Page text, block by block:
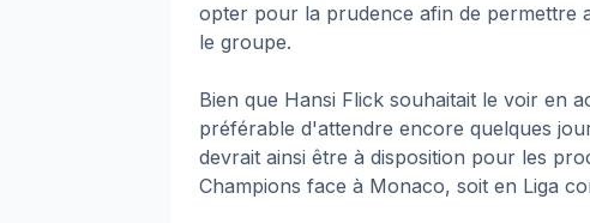
opter pour la prudence afin de permettre
le groupe.
Bien que Hansi Flick souhaitait le voir en
préférable d'attendre encore quelques
devrait ainsi être à disposition pour les
Champions face à Monaco, soit en Liga